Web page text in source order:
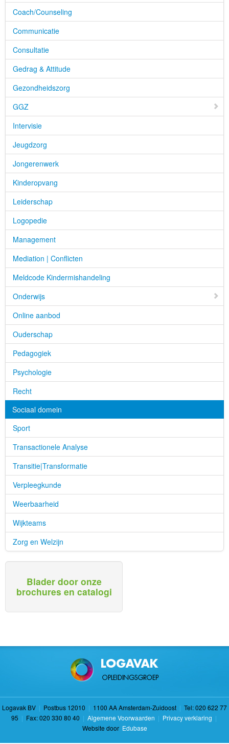
Coach/Counseling
Communicatie
Consultatie
Gedrag & Attitude
Gezondheidszorg
GGZ
Intervisie
Jeugdzorg
Jongerenwerk
Kinderopvang
Leiderschap
Logopedie
Management
Mediation | Conflicten
Meldcode Kindermishandeling
Onderwijs
Online aanbod
Ouderschap
Pedagogiek
Psychologie
Recht
Sociaal domein
Sport
Transactionele Analyse
Transitie|Transformatie
Verpleegkunde
Weerbaarheid
Wijkteams
Zorg en Welzijn
Blader door onze
brochures en catalogi
Logavak BV | Postbus 12010 | 1100 AA Amsterdam-Zuidoost | Tel: 020 622 77
95 | Fax: 020 330 80 40 | Algemene Voorwaarden | Privacy verklaring |
Website door Edubase